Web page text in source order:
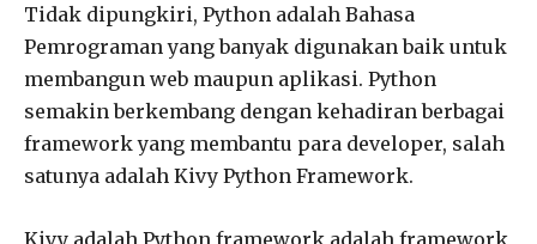
Tidak dipungkiri, Python adalah Bahasa
Pemrograman yang banyak digunakan baik untuk
membangun web maupun aplikasi. Python
semakin berkembang dengan kehadiran berbagai
framework yang membantu para developer, salah
satunya adalah Kivy Python Framework.
Kivy adalah Python framework adalah framework